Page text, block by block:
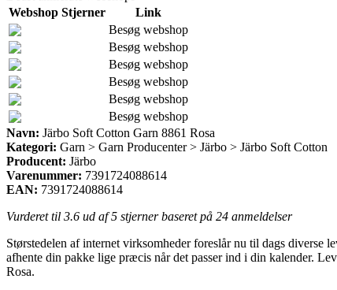
Webshop Stjerner
Link
Besøg webshop
Besøg webshop
Besøg webshop
Besøg webshop
Besøg webshop
Besøg webshop
Navn: Järbo Soft Cotton Garn 8861 Rosa
Kategori: Garn > Garn Producenter > Järbo > Järbo Soft Cotton
Producent: Järbo
Varenummer: 7391724088614
EAN: 7391724088614
Vurderet til 3.6 ud af 5 stjerner baseret på 24 anmeldelser
Størstedelen af internet virksomheder foreslår nu til dags diverse
afhente din pakke lige præcis når det passer ind i din kalender.
Rosa.